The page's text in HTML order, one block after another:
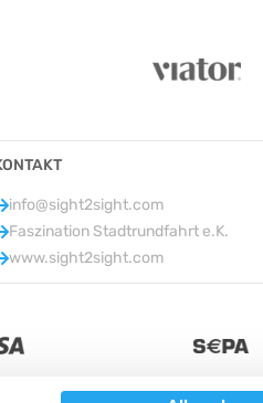
info@sight2sight.com
Faszination Stadtrundfahrt e.K.
www.sight2sight.com